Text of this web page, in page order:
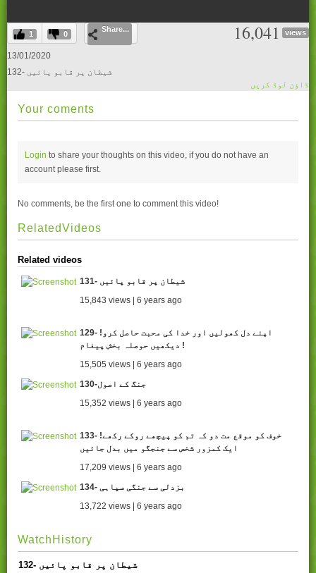
0
seconds
of
0
1 0
Share... 16,041 views
13/01/2020
132- شیطان پر قابو پائیں
ڈاؤن لوڈ کریں
Your coments
Login to share your thoughts on this video, if you do not have an
account please first.
No comments, be the first one to comment this video!
RelatedVideos
Related videos
131- شیطان پر قابو پائیں
15,843 views | 6 years ago
129- اپنے دل کھولیں اور خدا کی محبت حاصل کرو!
دیکھیں حوصلہ بخش پیغام !
15,505 views | 6 years ago
130-جنگ کے اصول
15,352 views | 6 years ago
133- خوف کو موقع مت دو کہ تم کو پیچھے روکے رکھے!
ایک کمزور شخص سے جنجگو میں بدل جائیں
17,209 views | 6 years ago
134- بزدلی سے جنگی سپاہی
13,722 views | 6 years ago
WatchHistory
132- شیطان پر قابو پائیں